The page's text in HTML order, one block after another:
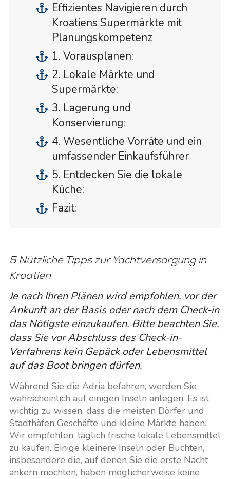
Effizientes Navigieren durch
Kroatiens Supermärkte mit
Planungskompetenz
1. Vorausplanen:
2. Lokale Märkte und
Supermärkte:
3. Lagerung und
Konservierung:
4. Wesentliche Vorräte und ein
umfassender Einkaufsführer
5. Entdecken Sie die lokale
Küche:
Fazit:
5 Nützliche Tipps zur Yachtversorgung in
Kroatien
Je nach Ihren Plänen wird empfohlen, vor der
Ankunft an der Basis oder nach dem Check-in
das Nötigste einzukaufen. Bitte beachten Sie,
dass Sie vor Abschluss des Check-in-
Verfahrens kein Gepäck oder Lebensmittel
auf das Boot bringen dürfen.
Während Sie die Adria befahren, werden Sie
wahrscheinlich auf einigen Inseln anlegen. Es ist
wichtig zu wissen, dass die meisten Dörfer und
Stadthäfen Geschäfte und kleine Märkte haben.
Wir empfehlen, täglich frische lokale Lebensmittel
zu kaufen. Einige kleinere Inseln oder Buchten,
insbesondere die, auf denen Sie die erste Nacht
ankern möchten, haben möglicherweise keine